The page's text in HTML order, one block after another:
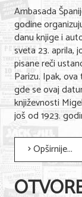
Ambasada
godine
danu knjige i
sveta 23. aprila,
pisane reči
Parizu. Ipak,
gde se ovaj
književnosti
još od 1923.
Opširnije...